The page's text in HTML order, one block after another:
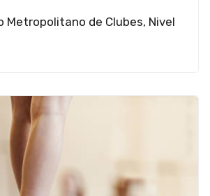
Metropolitano de Clubes, Nivel